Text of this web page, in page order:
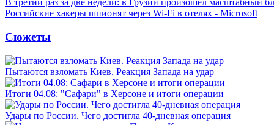
В третий раз за две недели: в Грузии произошел масштабный
Российские хакеры шпионят через Wi-Fi в отелях - Microsoft
Сюжеты
Пытаются взломать Киев. Реакция Запада на удар
Итоги 04.08: "Сафари" в Херсоне и итоги операции
Удары по России. Чего достигла 40-дневная операция